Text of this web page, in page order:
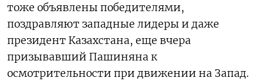
тоже объявлены победителями,
поздравляют западные лидеры и даже
президент Казахстана, еще вчера
призывавший Пашиняна к
осмотрительности при движении на Запад.